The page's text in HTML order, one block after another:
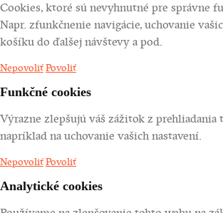
Cookies, ktoré sú nevyhnutné pre správne
Napr. zfunkčnenie navigácie, uchovanie
košíku do ďalšej návštevy a pod.
NepovoliťPovoliť
Funkčné cookies
Výrazne zlepšujú váš zážitok z prehliadania
napríklad na uchovanie vašich nastavení.
NepovoliťPovoliť
Analytické cookies